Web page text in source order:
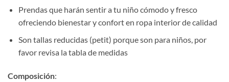
Prendas que harán sentir a tu niño cómodo y fresco
ofreciendo bienestar y confort en ropa interior de calidad
Son tallas reducidas (petit) porque son para niños, por
favor revisa la tabla de medidas
Composición: